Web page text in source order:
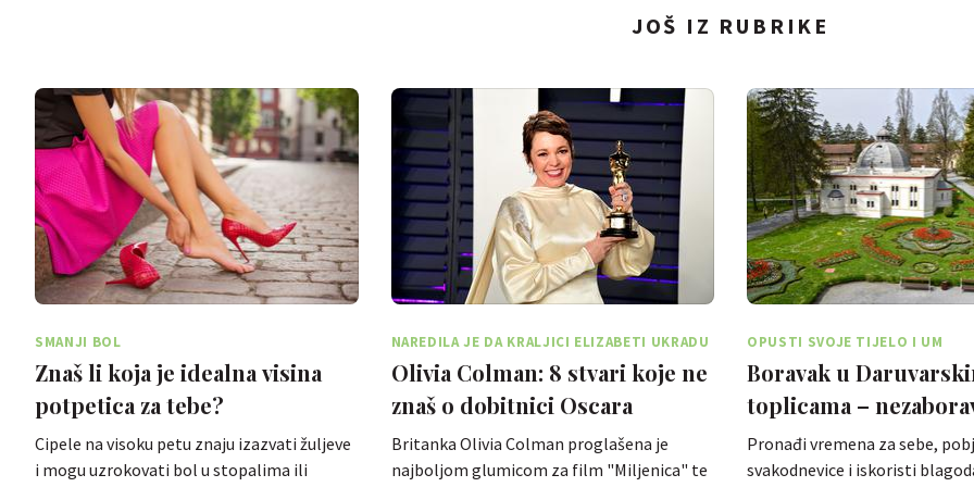
JOŠ IZ RUBRIKE
SMANJI BOL
Znaš li koja je idealna visina
potpetica za tebe?
Cipele na visoku petu znaju izazvati žuljeve
i mogu uzrokovati bol u stopalima ili
NAREDILA JE DA KRALJICI ELIZABETI UKRADU
TOALETNI PAPIR
Olivia Colman: 8 stvari koje ne
znaš o dobitnici Oscara
Britanka Olivia Colman proglašena je
najboljom glumicom za film "Miljenica" te
OPUSTI SVOJE TIJELO I UM
Boravak u
toplicama –
iskustvo
Pronađi vremena za sebe,
svakodnevice i iskoristi